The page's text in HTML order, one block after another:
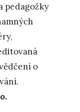
pedagožky
o